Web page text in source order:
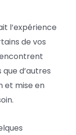
l’expérience
de vos
d’autres
et mise en